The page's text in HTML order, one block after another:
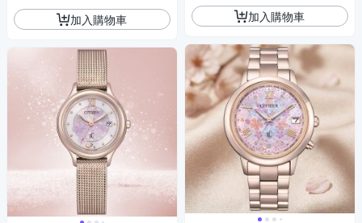
加入購物車 加入購物車